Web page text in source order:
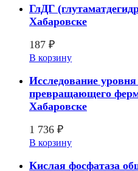
ГлДГ
Хабаровске
187 ₽
В корзину
Исследование
превращающего
Хабаровске
1 736 ₽
В корзину
Кислая фосфатаза